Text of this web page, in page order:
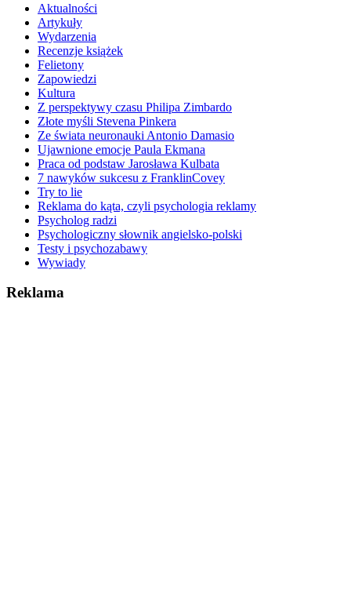
Aktualności
Artykuły
Wydarzenia
Recenzje książek
Felietony
Zapowiedzi
Kultura
Z perspektywy czasu Philipa Zimbardo
Złote myśli Stevena Pinkera
Ze świata neuronauki Antonio Damasio
Ujawnione emocje Paula Ekmana
Praca od podstaw Jarosława Kulbata
7 nawyków sukcesu z FranklinCovey
Try to lie
Reklama do kąta, czyli psychologia reklamy
Psycholog radzi
Psychologiczny słownik angielsko-polski
Testy i psychozabawy
Wywiady
Reklama